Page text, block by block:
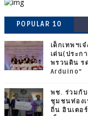
POPULAR 10
เด็กเทพฯเ
เด่น(ประก
พรวนดิน ร
Arduino”
พช. ร่วมกับ
ชุมชนท่องเ
ถิ่น อินเตอ